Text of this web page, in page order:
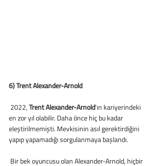
6) Trent Alexander-Arnold
2022, Trent Alexander-Arnold'ın kariyerindeki
en zor yıl olabilir. Daha önce hiç bu kadar
eleştirilmemişti. Mevkisinin asıl gerektirdiğini
yapıp yapamadığı sorgulanmaya başlandı.